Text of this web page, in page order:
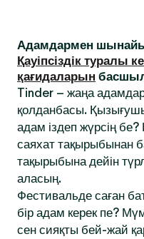
Адамдармен шынайы
Қауіпсіздік туралы
қағидаларын
Tinder – жаңа
қолданбасы.
адам іздеп жүрсің
саяхат тақырыбынан
тақырыбына дейін
аласың.
Фестивальде саған
бір адам керек пе?
сен сияқты бей-жай